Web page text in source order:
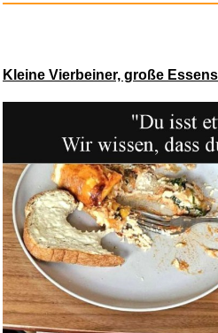
Nacon
Kleine Vierbeiner, große